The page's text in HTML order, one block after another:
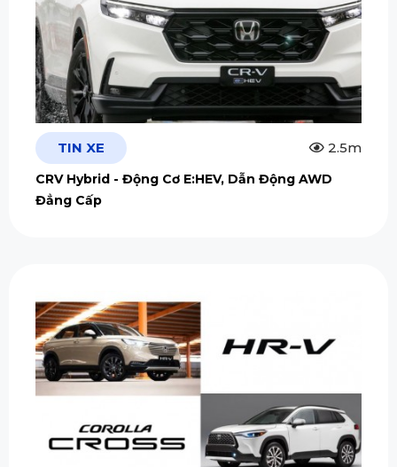
TIN XE 2.5m
CRV Hybrid - Động Cơ E:HEV, Dẫn Động AWD
Đẳng Cấp